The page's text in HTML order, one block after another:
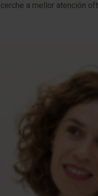
a mellor atención